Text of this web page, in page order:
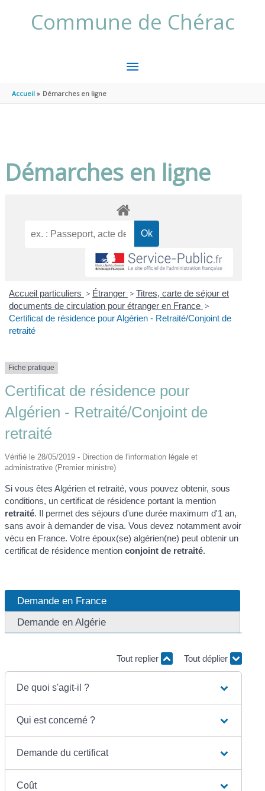
Commune de Chérac
MENU
Accueil Démarches en ligne
Démarches en ligne
Accueil particuliers > Étranger > Titres, carte de séjour et
documents de circulation pour étranger en France >
Certificat de résidence pour Algérien - Retraité/Conjoint de
retraité
Fiche pratique
Certificat de résidence pour
Algérien - Retraité/Conjoint de
retraité
Vérifié le 28/05/2019 - Direction de l'information légale et
administrative (Premier ministre)
Si vous êtes Algérien et retraité, vous pouvez obtenir, sous
conditions, un certificat de résidence portant la mention
retraité. Il permet des séjours d'une durée maximum d'1 an,
sans avoir à demander de visa. Vous devez notamment avoir
vécu en France. Votre époux(se) algérien(ne) peut obtenir un
certificat de résidence mentionconjoint de retraité.
Demande en France
Demande en Algérie
Tout replier Tout déplier
De quoi s'agit-il ?
Qui est concerné ?
Demande du certificat
Coût